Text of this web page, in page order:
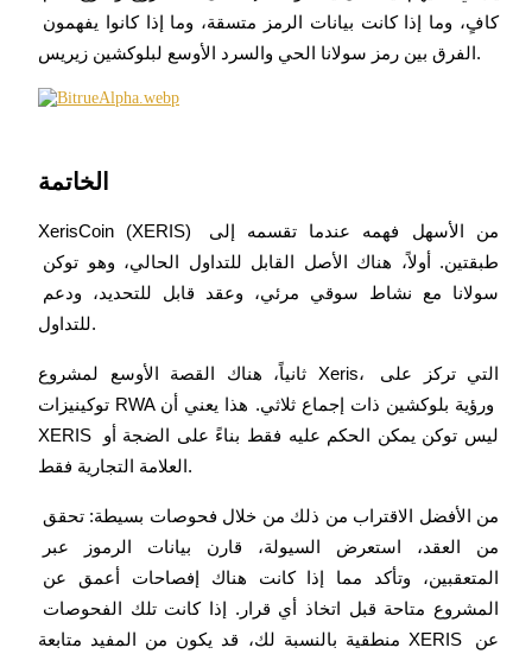
الفرق بين رمز سولانا الحي والسرد الأوسع لبلوكشين زيريس.
الخاتمة
XerisCoin (XERIS) من الأسهل فهمه عندما تقسمه إلى
للتداول.
ثانياً، هناك القصة الأوسع لمشروع Xeris، التي تركز على
توكينيزات RWA ورؤية بلوكشين ذات إجماع ثلاثي. هذا يعني أن
XERIS ليس توكن يمكن الحكم عليه فقط بناءً على الضجة أو
العلامة التجارية فقط.
منطقية بالنسبة لك، قد يكون من المفيد متابعة XERIS عن